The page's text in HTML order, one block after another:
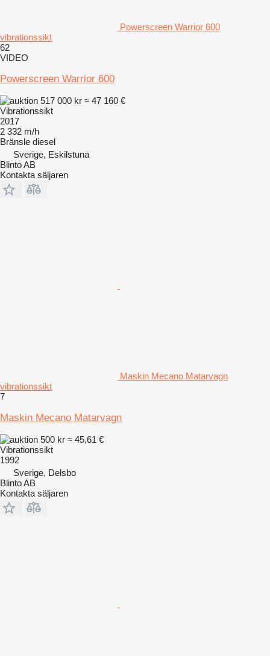
Powerscreen Warrior 600
vibrationssikt
62
VIDEO
Powerscreen Warrior 600
517 000 kr ≈ 47 160 €
Vibrationssikt
2017
2 332 m/h
Bränsle diesel
Sverige, Eskilstuna
Blinto AB
Kontakta säljaren
Maskin Mecano Matarvagn
vibrationssikt
7
Maskin Mecano Matarvagn
500 kr ≈ 45,61 €
Vibrationssikt
1992
Sverige, Delsbo
Blinto AB
Kontakta säljaren